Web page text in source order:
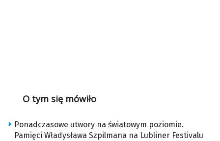
O tym się mówiło
Ponadczasowe utwory na światowym poziomie.
Pamięci Władysława Szpilmana na Lubliner Festivalu